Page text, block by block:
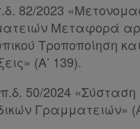
82/2023
Μεταφορά
Τροποποίηση
(Α’ 139).
50/2024
Γραμματειών»